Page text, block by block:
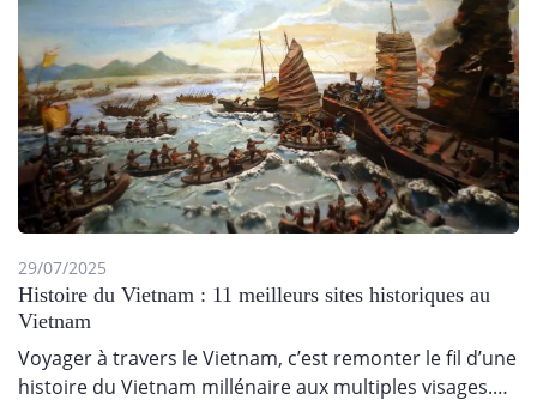
29/07/2025
Histoire du Vietnam : 11 meilleurs sites historiques au
Vietnam
Voyager à travers le Vietnam, c’est remonter le fil d’une
histoire du Vietnam millénaire aux multiples visages.